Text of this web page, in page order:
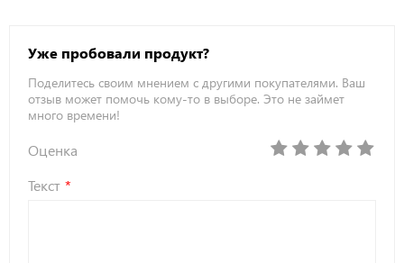
Уже пробовали продукт?
Поделитесь своим мнением с другими покупателями. Ваш
отзыв может помочь кому-то в выборе. Это не займет
много времени!
Оценка
Текст